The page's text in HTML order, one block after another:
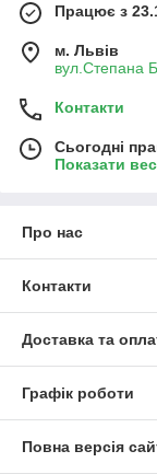
Працює з
м. Львів
вул.Степана
Контакти
Сьогодні
Показати
Про нас
Контакти
Доставка та
Графік роботи
Повна версія